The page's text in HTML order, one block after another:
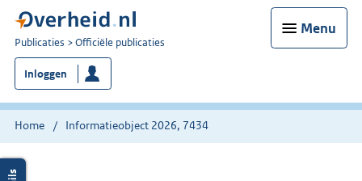
Menu
U
bent
nu
hier:
Publicaties Officiële publicaties
Inloggen
Home Informatieobject 2026, 7434